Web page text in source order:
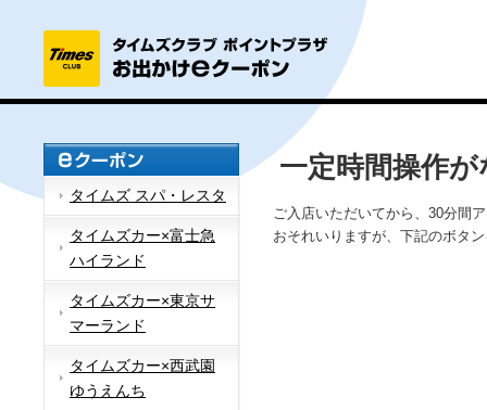
タイムズ スパ・レスタ
タイムズカー×富士急
ハイランド
タイムズカー×東京サ
マーランド
タイムズカー×西武園
ゆうえんち
一定時間操作
ご入店いただいてから、30分間
おそれいりますが、下記のボタ